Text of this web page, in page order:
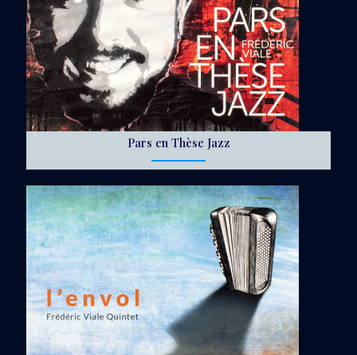
Pars en Thèse Jazz